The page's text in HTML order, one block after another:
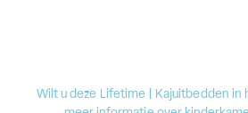
Wilt u deze Lifetime | Kajuitbedden in